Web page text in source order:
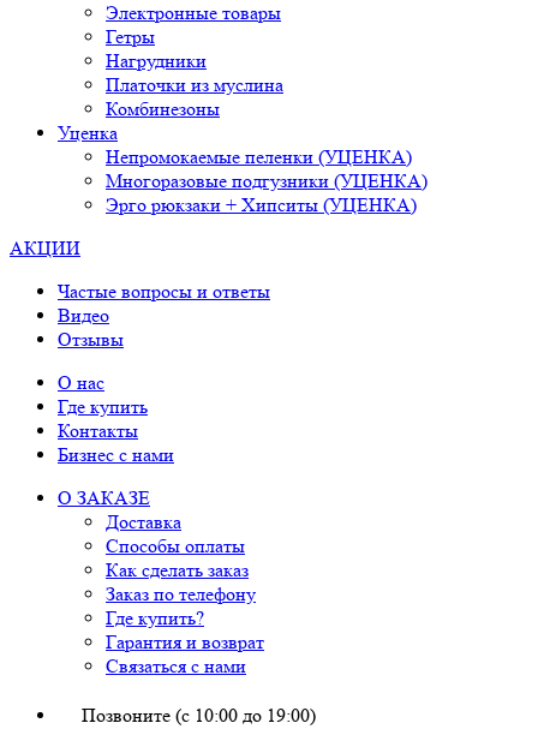
Электронные товары
Гетры
Нагрудники
Платочки из муслина
Комбинезоны
Уценка
Непромокаемые пеленки (УЦЕНКА)
Многоразовые подгузники (УЦЕНКА)
Эрго рюкзаки + Хипситы (УЦЕНКА)
АКЦИИ
Частые вопросы и ответы
Видео
Отзывы
О нас
Где купить
Контакты
Бизнес с нами
О ЗАКАЗЕ
Доставка
Способы оплаты
Как сделать заказ
Заказ по телефону
Где купить?
Гарантия и возврат
Связаться с нами
Позвоните (с 10:00 до 19:00)